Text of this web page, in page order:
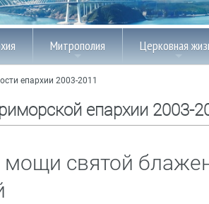
Митрополия Церковная
епархии 2003-2011
епархии 2003-
святой